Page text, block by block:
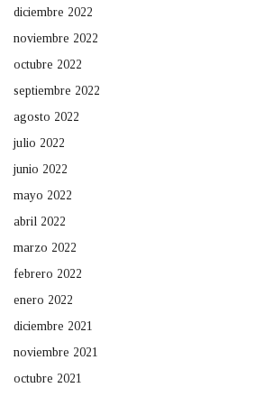
diciembre 2022
noviembre 2022
octubre 2022
septiembre 2022
agosto 2022
julio 2022
junio 2022
mayo 2022
abril 2022
marzo 2022
febrero 2022
enero 2022
diciembre 2021
noviembre 2021
octubre 2021